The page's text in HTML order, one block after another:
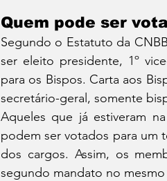
Quem pode ser
Segundo o Estatuto da
ser eleito presidente, 1º
para os Bispos. Carta aos
secretário-geral, somente
Aqueles que já estiveram
podem ser votados para um
dos cargos. Assim, os
segundo mandato no